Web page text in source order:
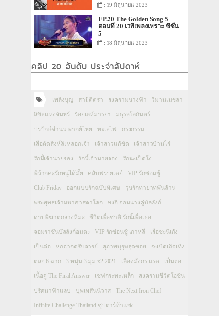
: 19 มิถุนายน 2023
EP.20 The Golden Song 5
ตอนที่ 20 เวทีเพลงเพราะ ซีซั่น
5
: 18 มิถุนายน 2023
คลิป 20 อันดับ ประจำสัปดาห์
เพลิงบุญ สามีตีตรา สงครามนางฟ้า วิมานเมขลา
ลิขิตแห่งจันทร์ ร้อยเล่ห์มารยา มธุรสโลกันตร์
ปรปักษ์จำนน พากย์ไทย ทะเลไฟ กรงกรรม
เสือตัดสิงห์ลิงหลอกเจ้า เจ้าสาวแก้ขัด เจ้าสาวบ้านไร่
รักนี้เจ้านายจอง รักนี้เจ้านายจอง รักนะเป็ดโง่
พี่ว้ากคะรักหนูได้มั้ย คลับฟรายเดย์ VIP รักซ่อนชู้
Club Friday ออกแบบรักฉบับพิเศษ วุ่นรักทายาทพันล้าน
พระพุทธเจ้ามหาศาสดาโลก ทงอี จอมนางคู่บัลลังก์
ดาบพิฆาตกลางหิมะ ชีวิตเพื่อชาติ รักนี้เพื่อเธอ
จอมราชันบัลลังก์อมตะ VIP รักซ่อนชู้ เกาหลี เสือชะนีเก้ง
เป็นต่อ หกฉากครับจารย์ สุภาพบุรุษสุดซอย ระเบิดเถิดเทิง
ตลก 6 ฉาก 3 หนุ่ม 3 มุม x2 2021 เลือดมังกร แรด เป็นต่อ
เนื้อคู่ The Final Answer เชฟกระทะเหล็ก สงครามชีวิตโอชิน
ปริศนาฟ้าแลบ บุพเพสันนิวาส The Next Iron Chef
Infinite Challenge Thailand ซุปตาร์ท้าแข่ง